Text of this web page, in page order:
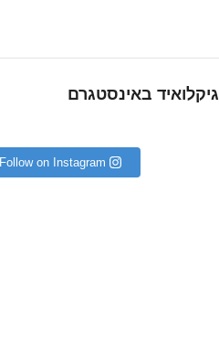
גיקלואיד באינסטגרם
Follow on Instagram